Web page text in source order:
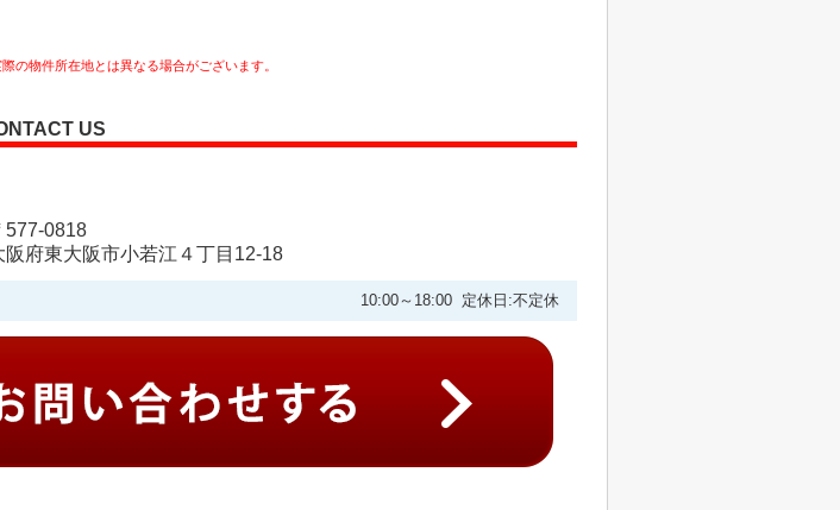
の物件所在地とは異なる場合がございます。
US
577-0818
阪府東大阪市小若江４丁目12-18
10:00～18:00 定休日:不定休